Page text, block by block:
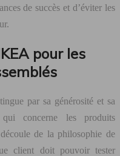
de succès et d’éviter les
pour les
par sa générosité et sa
concerne les produits
de la philosophie de
client doit pouvoir tester